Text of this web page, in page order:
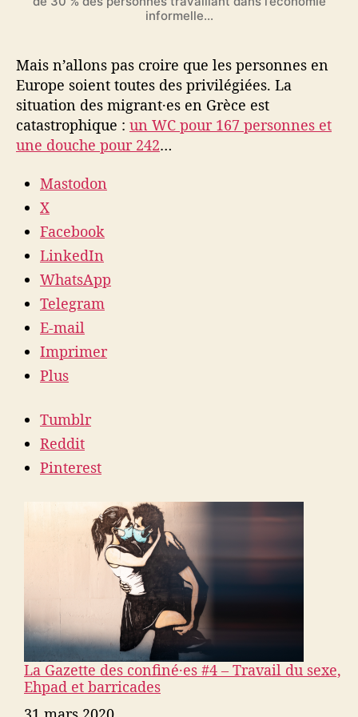
informelle…
Mais n’allons pas croire que les personnes en
Europe soient toutes des privilégiées. La
situation des migrant·es en Grèce est
catastrophique : un WC pour 167 personnes et
une douche pour 242…
Mastodon
X
Facebook
LinkedIn
WhatsApp
Telegram
E-mail
Imprimer
Plus
Tumblr
Reddit
Pinterest
La Gazette des confiné·es #4 – Travail du sexe,
Ehpad et barricades